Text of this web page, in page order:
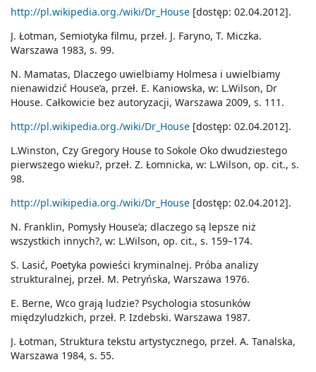
http://pl.wikipedia.org./wiki/Dr_House [dostęp: 02.04.2012].
J. Łotman, Semiotyka filmu, przeł. J. Faryno, T. Miczka.
Warszawa 1983, s. 99.
N. Mamatas, Dlaczego uwielbiamy Holmesa i uwielbiamy
nienawidzić House’a, przeł. E. Kaniowska, w: L.Wilson, Dr
House. Całkowicie bez autoryzacji, Warszawa 2009, s. 111.
http://pl.wikipedia.org./wiki/Dr_House [dostęp: 02.04.2012].
L.Winston, Czy Gregory House to Sokole Oko dwudziestego
pierwszego wieku?, przeł. Z. Łomnicka, w: L.Wilson, op. cit., s.
98.
http://pl.wikipedia.org./wiki/Dr_House [dostęp: 02.04.2012].
N. Franklin, Pomysły House’a; dlaczego są lepsze niż
wszystkich innych?, w: L.Wilson, op. cit., s. 159–174.
S. Lasić, Poetyka powieści kryminalnej. Próba analizy
strukturalnej, przeł. M. Petryńska, Warszawa 1976.
E. Berne, Wco grają ludzie? Psychologia stosunków
międzyludzkich, przeł. P. Izdebski. Warszawa 1987.
J. Łotman, Struktura tekstu artystycznego, przeł. A. Tanalska,
Warszawa 1984, s. 55.